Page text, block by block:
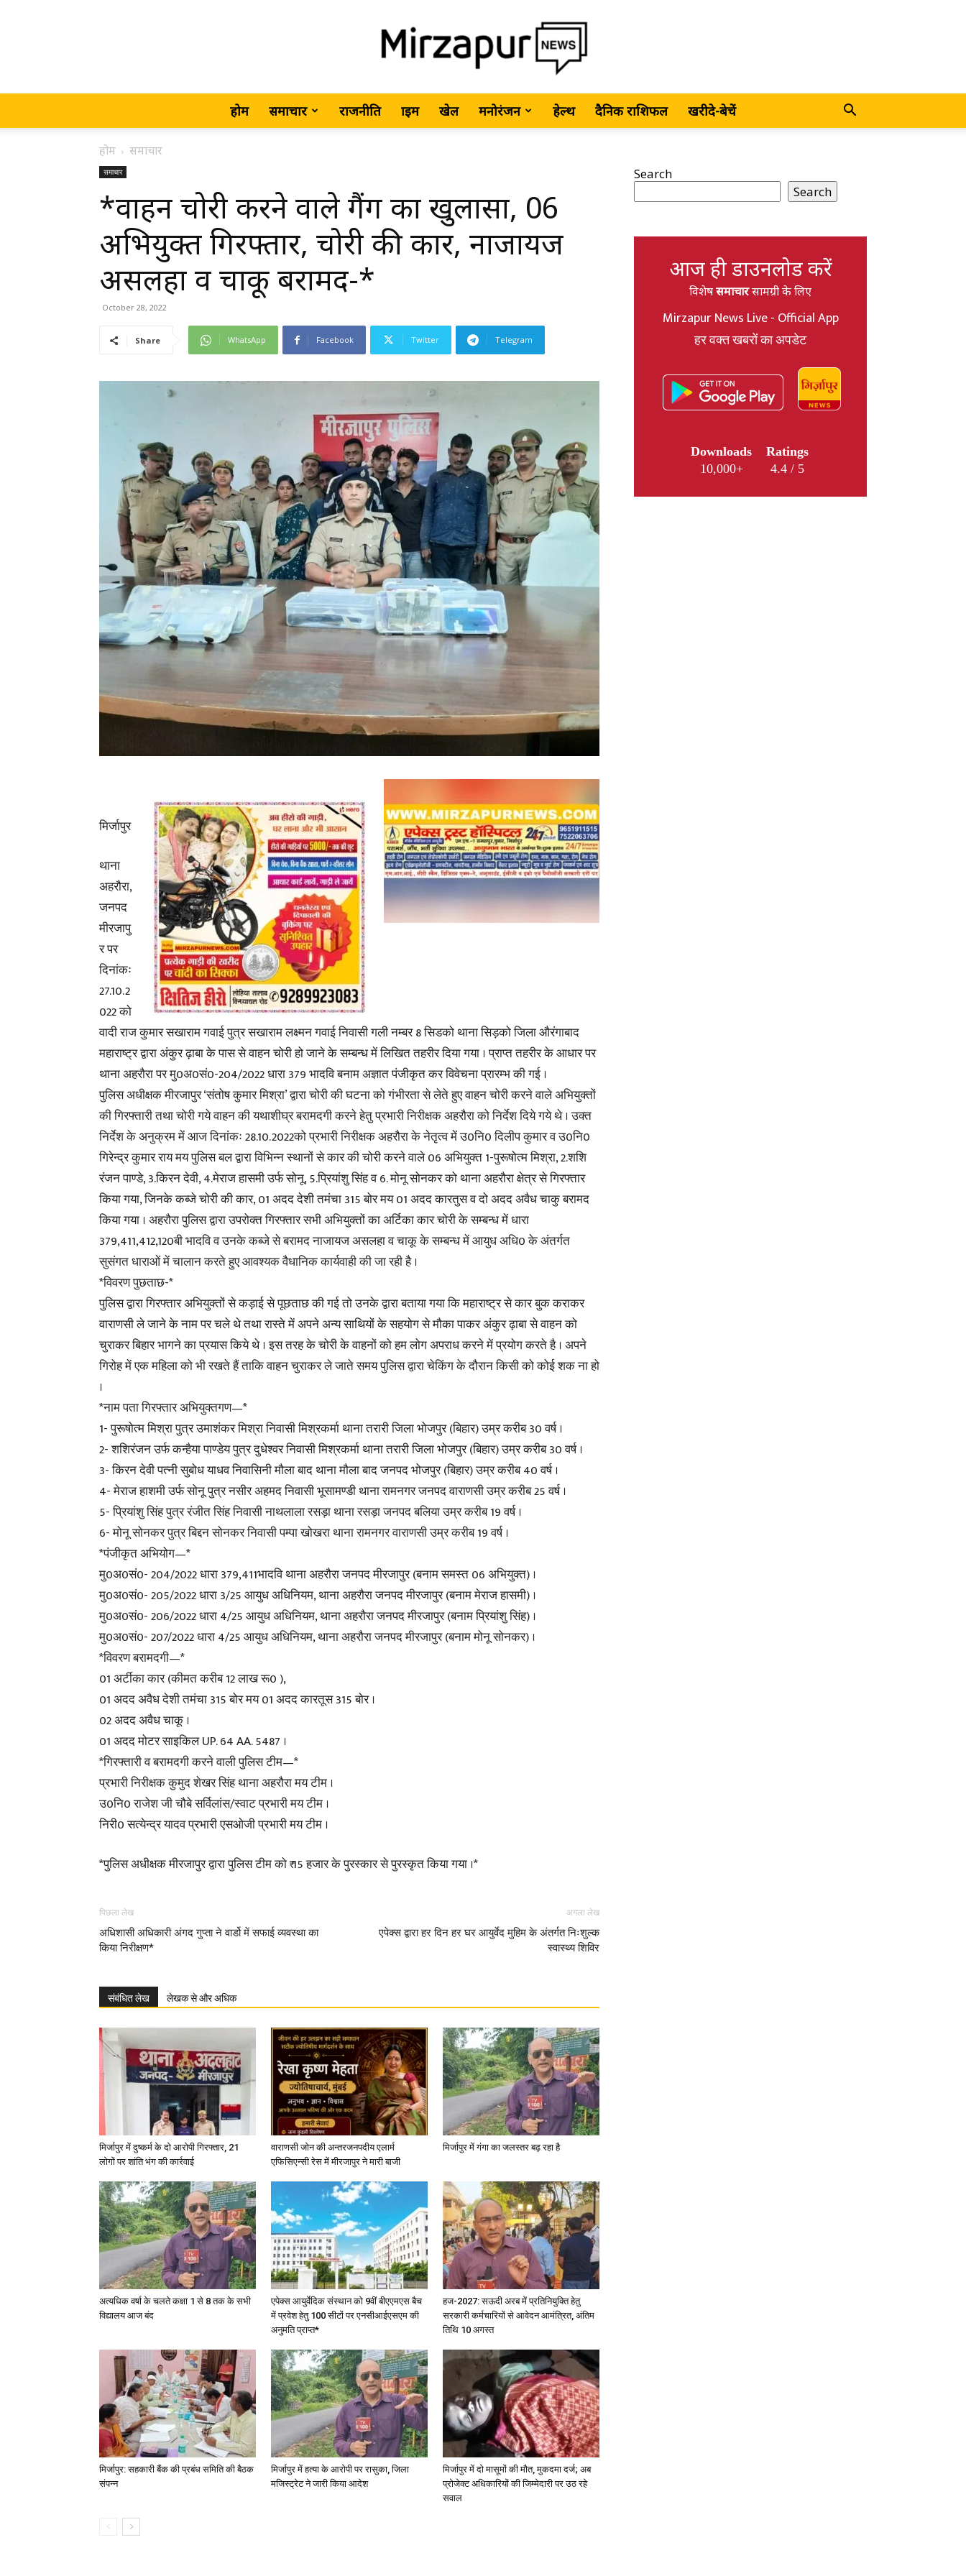
MirzapurNews.com
•
Latest
News
in
Hindi,
Today
News
Paper
होम समाचार राजनीति क्राइम खेल मनोरंजन हेल्थ दैनिक राशिफल खरीदे-बेचें
होम समाचार
समाचार
*वाहन चोरी करने वाले गैंग का खुलासा, 06
अभियुक्त गिरफ्तार, चोरी की कार, नाजायज
असलहा व चाकू बरामद-*
October 28, 2022
Share WhatsApp Facebook Twitter Telegram
मिर्जापुर
थाना
अहरौरा,
जनपद
मीरजापु
र पर
दिनांकः
27.10.2
022 को
वादी राज कुमार सखाराम गवाई पुत्र सखाराम लक्ष्मन गवाई निवासी गली नम्बर 8 सिडको थाना सिड़को जिला औरंगाबाद
महाराष्ट्र द्वारा अंकुर ढ़ाबा के पास से वाहन चोरी हो जाने के सम्बन्ध में लिखित तहरीर दिया गया । प्राप्त तहरीर के आधार पर
थाना अहरौरा पर मु0अ0सं0-204/2022 धारा 379 भादवि बनाम अज्ञात पंजीकृत कर विवेचना प्रारम्भ की गई ।
पुलिस अधीक्षक मीरजापुर ‘संतोष कुमार मिश्रा’ द्वारा चोरी की घटना को गंभीरता से लेते हुए वाहन चोरी करने वाले अभियुक्तों
की गिरफ्तारी तथा चोरी गये वाहन की यथाशीघ्र बरामदगी करने हेतु प्रभारी निरीक्षक अहरौरा को निर्देश दिये गये थे । उक्त
निर्देश के अनुक्रम में आज दिनांकः 28.10.2022को प्रभारी निरीक्षक अहरौरा के नेतृत्व में उ0नि0 दिलीप कुमार व उ0नि0
गिरेन्द्र कुमार राय मय पुलिस बल द्वारा विभिन्न स्थानों से कार की चोरी करने वाले 06 अभियुक्त 1-पुरूषोत्म मिश्रा, 2.शशि
रंजन पाण्डे, 3.किरन देवी, 4.मेराज हासमी उर्फ सोनू, 5.प्रियांशु सिंह व 6. मोनू सोनकर को थाना अहरौरा क्षेत्र से गिरफ्तार
किया गया, जिनके कब्जे चोरी की कार, 01 अदद देशी तमंचा 315 बोर मय 01 अदद कारतुस व दो अदद अवैध चाकु बरामद
किया गया । अहरौरा पुलिस द्वारा उपरोक्त गिरफ्तार सभी अभियुक्तों का अर्टिका कार चोरी के सम्बन्ध में धारा
379,411,412,120बी भादवि व उनके कब्जे से बरामद नाजायज असलहा व चाकू के सम्बन्ध में आयुध अधि0 के अंतर्गत
सुसंगत धाराओं में चालान करते हुए आवश्यक वैधानिक कार्यवाही की जा रही है ।
*विवरण पुछताछ-*
पुलिस द्वारा गिरफ्तार अभियुक्तों से कड़ाई से पूछताछ की गई तो उनके द्वारा बताया गया कि महाराष्ट्र से कार बुक कराकर
वाराणसी ले जाने के नाम पर चले थे तथा रास्ते में अपने अन्य साथियों के सहयोग से मौका पाकर अंकुर ढ़ाबा से वाहन को
चुराकर बिहार भागने का प्रयास किये थे । इस तरह के चोरी के वाहनों को हम लोग अपराध करने में प्रयोग करते है । अपने
गिरोह में एक महिला को भी रखते हैं ताकि वाहन चुराकर ले जाते समय पुलिस द्वारा चेकिंग के दौरान किसी को कोई शक ना हो
।
*नाम पता गिरफ्तार अभियुक्तगण—*
1- पुरूषोत्म मिश्रा पुत्र उमाशंकर मिश्रा निवासी मिश्रकर्मा थाना तरारी जिला भोजपुर (बिहार) उम्र करीब 30 वर्ष ।
2- शशिरंजन उर्फ कन्हैया पाण्डेय पुत्र दुधेश्वर निवासी मिश्रकर्मा थाना तरारी जिला भोजपुर (बिहार) उम्र करीब 30 वर्ष ।
3- किरन देवी पत्नी सुबोध याधव निवासिनी मौला बाद थाना मौला बाद जनपद भोजपुर (बिहार) उम्र करीब 40 वर्ष ।
4- मेराज हाशमी उर्फ सोनू पुत्र नसीर अहमद निवासी भूसामण्डी थाना रामनगर जनपद वाराणसी उम्र करीब 25 वर्ष ।
5- प्रियांशु सिंह पुत्र रंजीत सिंह निवासी नाथलाला रसड़ा थाना रसड़ा जनपद बलिया उम्र करीब 19 वर्ष ।
6- मोनू सोनकर पुत्र बिद्दन सोनकर निवासी पम्पा खोखरा थाना रामनगर वाराणसी उम्र करीब 19 वर्ष ।
*पंजीकृत अभियोग—*
मु0अ0सं0- 204/2022 धारा 379,411भादवि थाना अहरौरा जनपद मीरजापुर (बनाम समस्त 06 अभियुक्त) ।
मु0अ0सं0- 205/2022 धारा 3/25 आयुध अधिनियम, थाना अहरौरा जनपद मीरजापुर (बनाम मेराज हासमी) ।
मु0अ0सं0- 206/2022 धारा 4/25 आयुध अधिनियम, थाना अहरौरा जनपद मीरजापुर (बनाम प्रियांशु सिंह) ।
मु0अ0सं0- 207/2022 धारा 4/25 आयुध अधिनियम, थाना अहरौरा जनपद मीरजापुर (बनाम मोनू सोनकर) ।
*विवरण बरामदगी—*
01 अर्टीका कार (कीमत करीब 12 लाख रू0 ),
01 अदद अवैध देशी तमंचा 315 बोर मय 01 अदद कारतूस 315 बोर ।
02 अदद अवैध चाकू ।
01 अदद मोटर साइकिल UP. 64 AA. 5487 ।
*गिरफ्तारी व बरामदगी करने वाली पुलिस टीम—*
प्रभारी निरीक्षक कुमुद शेखर सिंह थाना अहरौरा मय टीम ।
उ0नि0 राजेश जी चौबे सर्विलांस/स्वाट प्रभारी मय टीम ।
निरी0 सत्येन्द्र यादव प्रभारी एसओजी प्रभारी मय टीम ।
*पुलिस अधीक्षक मीरजापुर द्वारा पुलिस टीम को ₹ 15 हजार के पुरस्कार से पुरस्कृत किया गया ।*
पिछला लेख
अधिशासी अधिकारी अंगद गुप्ता ने वार्डो में सफाई व्यवस्था का
किया निरीक्षण*
अगला लेख
एपेक्स द्वारा हर दिन हर घर आयुर्वेद मुहिम के अंतर्गत निःशुल्क
स्वास्थ्य शिविर
संबंधित लेख लेखक से और अधिक
मिर्जापुर में दुष्कर्म के दो आरोपी गिरफ्तार, 21
लोगों पर शांति भंग की कार्रवाई
वाराणसी जोन की अन्तरजनपदीय एलार्म
एफिसिएन्सी रेस में मीरजापुर ने मारी बाजी
मिर्जापुर में गंगा का जलस्तर बढ़ रहा है
अत्यधिक वर्षा के चलते कक्षा 1 से 8 तक के सभी
विद्यालय आज बंद
एपेक्स आयुर्वेदिक संस्थान को 9वीं बीएएमएस बैच
में प्रवेश हेतु 100 सीटों पर एनसीआईएसएम की
अनुमति प्राप्त*
हज-2027: सऊदी अरब में प्रतिनियुक्ति हेतु
सरकारी कर्मचारियों से आवेदन आमंत्रित, अंतिम
तिथि 10 अगस्त
मिर्जापुर: सहकारी बैंक की प्रबंध समिति की बैठक
संपन्न
मिर्जापुर में हत्या के आरोपी पर रासुका, जिला
मजिस्ट्रेट ने जारी किया आदेश
मिर्जापुर में दो मासूमों की मौत, मुकदमा दर्ज; अब
प्रोजेक्ट अधिकारियों की जिम्मेदारी पर उठ रहे
सवाल
Search
Search
आज ही डाउनलोड करें
विशेषसमाचारसामग्री के लिए
Mirzapur News Live - Official App
हर वक्त खबरों का अपडेट
Downloads
10,000+
Ratings
4.4 / 5